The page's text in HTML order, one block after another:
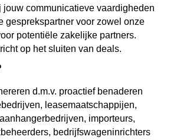
jouw communicatieve vaardigheden
gesprekspartner voor zowel onze
potentiële zakelijke partners.
op het sluiten van deals.
d.m.v. proactief benaderen
leasemaatschappijen,
importeurs,
bedrijfswageninrichters